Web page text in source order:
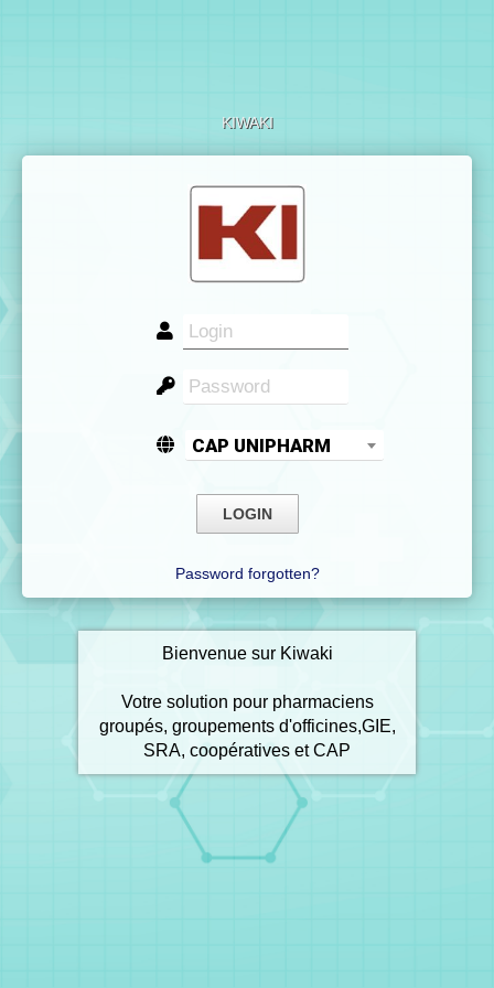
KIWAKI
CAP UNIPHARM
Password forgotten?
Bienvenue sur Kiwaki
Votre solution pour pharmaciens
groupés, groupements d'officines,GIE,
SRA, coopératives et CAP